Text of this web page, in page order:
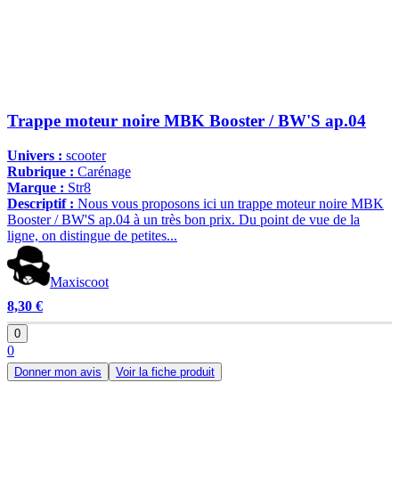
Trappe moteur noire MBK Booster / BW'S ap.04
Univers : scooter
Rubrique : Carénage
Marque : Str8
Descriptif : Nous vous proposons ici un trappe moteur noire MBK
Booster / BW'S ap.04 à un très bon prix. Du point de vue de la
ligne, on distingue de petites...
Maxiscoot
8,30 €
0
0
Donner mon avis Voir la fiche produit